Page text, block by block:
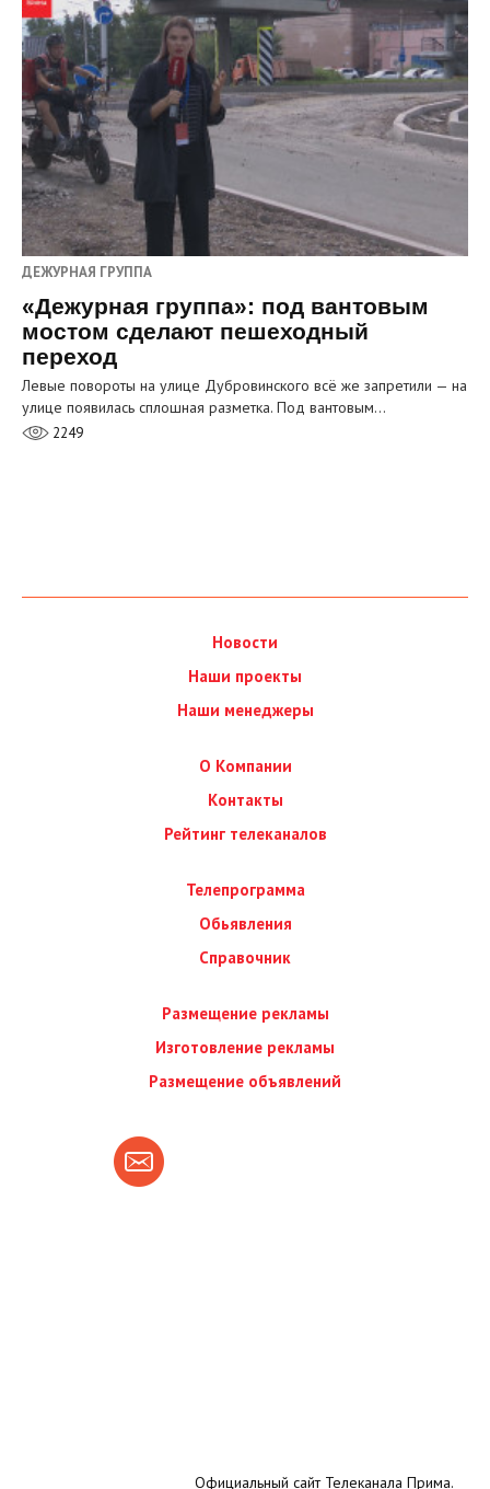
ДЕЖУРНАЯ ГРУППА
«Дежурная группа»: под вантовым
мостом сделают пешеходный
переход
Левые повороты на улице Дубровинского всё же запретили — на
улице появилась сплошная разметка. Под вантовым…
2249
Новости
Наши проекты
Наши менеджеры
О Компании
Контакты
Рейтинг телеканалов
Телепрограмма
Обьявления
Справочник
Размещение рекламы
Изготовление рекламы
Размещение объявлений
Официальный сайт Телеканала Прима.